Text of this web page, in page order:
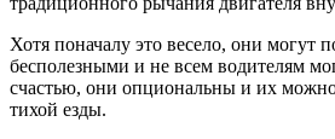
Хотя поначалу это весело, они могут
бесполезными и не всем водителям
счастью, они опциональны и их
тихой езды.